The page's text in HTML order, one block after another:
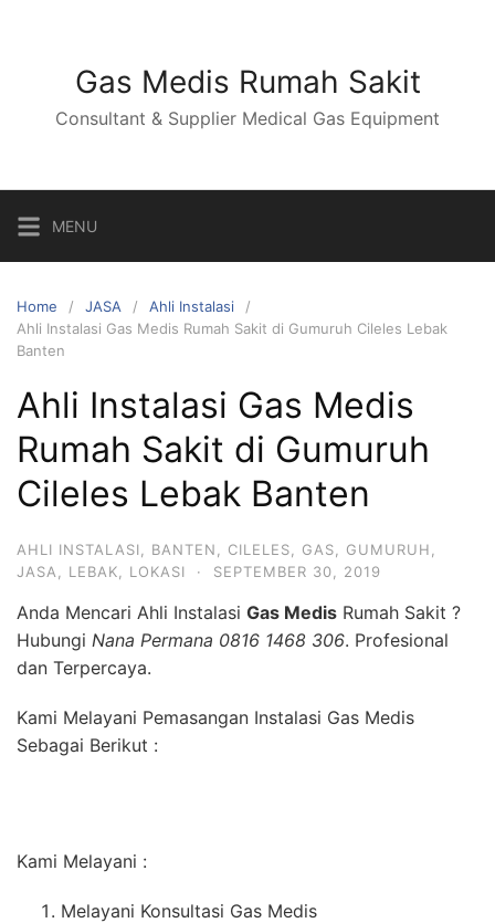
Gas Medis Rumah Sakit
Consultant & Supplier Medical Gas Equipment
MENU
Home JASA
Ahli Instalasi
Ahli Instalasi Gas Medis Rumah Sakit di Gumuruh Cileles Lebak
Banten
Ahli Instalasi Gas Medis
Rumah Sakit di Gumuruh
Cileles Lebak Banten
AHLI INSTALASI BANTEN CILELES GAS GUMURUH
JASA
LEBAK LOKASI · SEPTEMBER 30, 2019
Anda Mencari Ahli Instalasi Gas Medis Rumah Sakit ?
Hubungi Nana Permana 0816 1468 306. Profesional
dan Terpercaya.
Kami Melayani Pemasangan Instalasi Gas Medis
Sebagai Berikut :
Kami Melayani :
Melayani Konsultasi Gas Medis